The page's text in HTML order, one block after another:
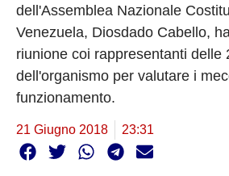
dell'Assemblea Nazionale
Venezuela, Diosdado Cabello,
riunione coi rappresentanti delle
dell'organismo per valutare i
funzionamento.
21 Giugno 2018 23:31